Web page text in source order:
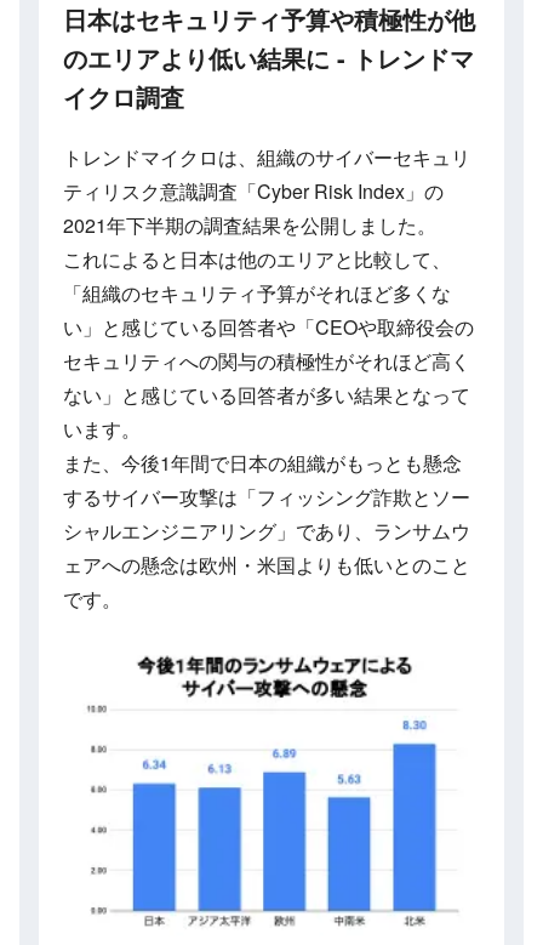
日本はセキュリティ予算や積極性が他
のエリアより低い結果に - トレンドマ
イクロ調査
トレンドマイクロは、組織のサイバーセキュリ
ティリスク意識調査「Cyber Risk Index」の
2021年下半期の調査結果を公開しました。
これによると日本は他のエリアと比較して、
「組織のセキュリティ予算がそれほど多くな
い」と感じている回答者や「CEOや取締役会の
セキュリティへの関与の積極性がそれほど高く
ない」と感じている回答者が多い結果となって
います。
また、今後1年間で日本の組織がもっとも懸念
するサイバー攻撃は「フィッシング詐欺とソー
シャルエンジニアリング」であり、ランサムウ
ェアへの懸念は欧州・米国よりも低いとのこと
です。